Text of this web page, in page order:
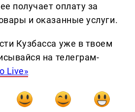
получает оплату за
и оказанные услуги.
Кузбасса уже в твоем
на телеграм-
Live»